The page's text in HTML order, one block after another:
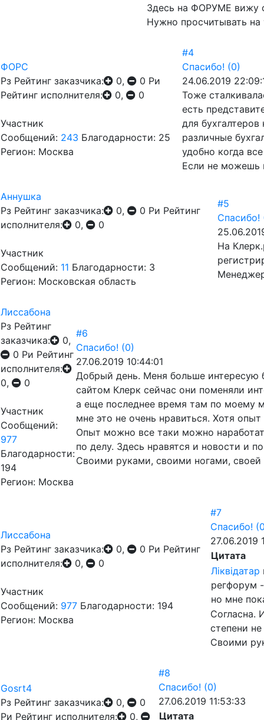
Здесь на ФОРУМЕ вижу
Нужно просчитывать
ФОРС
Рз Рейтинг заказчика: 0, 0 Ри
Рейтинг исполнителя:
0, 0
Участник
Сообщений: 243 Благодарности: 25
Регион: Москва
#4
Спасибо! (0)
24.06.2019
Тоже
есть
для
различные
удобно когда
Если не можешь
Аннушка
Рз Рейтинг заказчика: 0, 0 Ри Рейтинг
исполнителя:
0, 0
Участник
Сообщений: 11 Благодарности: 3
Регион: Московская область
#5
Спасибо!
На
Лиссабона
Рз Рейтинг
заказчика:
0,
0 Ри Рейтинг
исполнителя:
0,
0
Участник
Сообщений:
977
Благодарности:
194
Регион: Москва
#6
Спасибо! (0)
27.06.2019 10:44:01
Добрый день. Меня больше интересую
сайтом Клерк сейчас они поменяли
а еще последнее время там по моему
мне это не очень нравиться. Хотя
Опыт можно все таки можно
по делу. Здесь нравятся и новости и
Своими руками, своими ногами, своей
Лиссабона
Рз Рейтинг заказчика: 0, 0 Ри Рейтинг
исполнителя:
0, 0
Участник
Сообщений: 977 Благодарности: 194
Регион: Москва
#7
Спасибо!
27.06.2019
Цитата
Лiквiдатар
регфорум
но мне
Согласна.
степени
Своими
Gosrt4
Рз Рейтинг заказчика: 0,
0
Ри Рейтинг исполнителя: 0,
#8
Спасибо! (0)
27.06.2019 11:53:33
Цитата